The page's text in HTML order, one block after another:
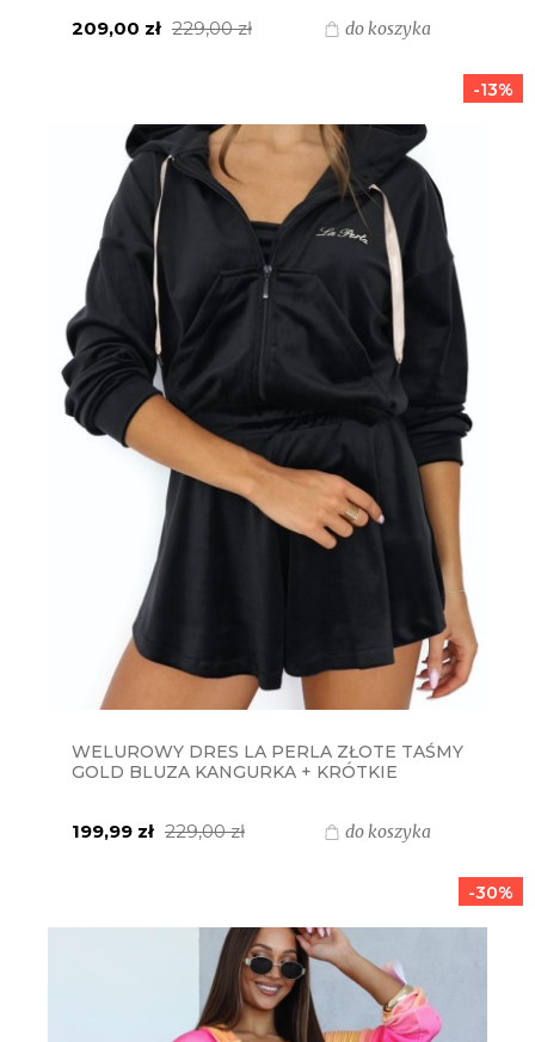
209,00 zł 229,00 zł do koszyka
WELUROWY DRES LA PERLA ZŁOTE TAŚMY
GOLD BLUZA KANGURKA + KRÓTKIE
199,99 zł 229,00 zł do koszyka
-13%
-30%